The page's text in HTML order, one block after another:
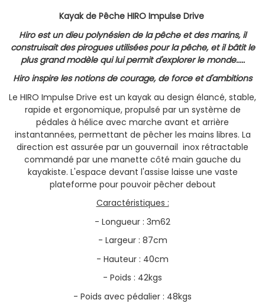
Kayak de Pêche HIRO Impulse Drive
Hiro est un dieu polynésien de la pêche et des marins, il
construisait des pirogues utilisées pour la pêche, et il bâtit le
plus grand modèle qui lui permit d'explorer le monde.....
Hiro inspire les notions de courage, de force et d'ambitions
Le HIRO Impulse Drive est un kayak au design élancé, stable,
rapide et ergonomique, propulsé par un système de
pédales à hélice avec marche avant et arrière
instantannées, permettant de pêcher les mains libres. La
direction est assurée par un gouvernail inox rétractable
commandé par une manette côté main gauche du
kayakiste. L'espace devant l'assise laisse une vaste
plateforme pour pouvoir pêcher debout
Caractéristiques :
- Longueur : 3m62
- Largeur : 87cm
- Hauteur : 40cm
- Poids : 42kgs
- Poids avec pédalier : 48kgs